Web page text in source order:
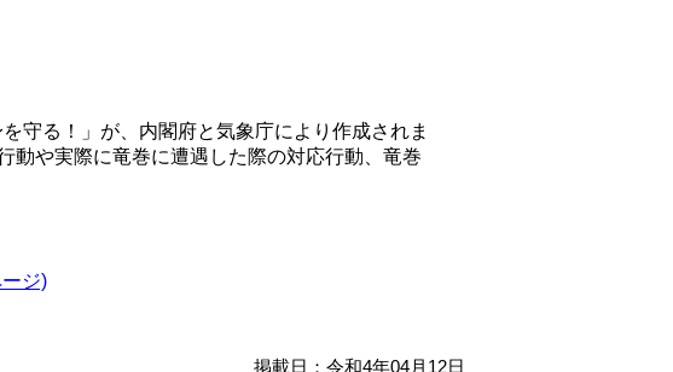
守る！」が、内閣府と気象庁により作成されま
動や実際に竜巻に遭遇した際の対応行動、竜巻
ジ)
掲載日：令和4年04月12日